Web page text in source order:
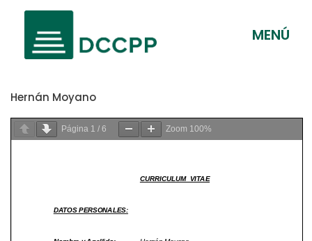
MENÚ
Hernán Moyano
Página 1 / 6 Zoom 100%